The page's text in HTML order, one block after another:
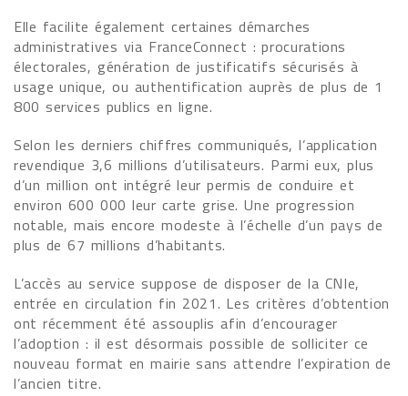
Elle facilite également certaines démarches
administratives via FranceConnect : procurations
électorales, génération de justificatifs sécurisés à
usage unique, ou authentification auprès de plus de 1
800 services publics en ligne.
Selon les derniers chiffres communiqués, l’application
revendique 3,6 millions d’utilisateurs. Parmi eux, plus
d’un million ont intégré leur permis de conduire et
environ 600 000 leur carte grise. Une progression
notable, mais encore modeste à l’échelle d’un pays de
plus de 67 millions d’habitants.
L’accès au service suppose de disposer de la CNIe,
entrée en circulation fin 2021. Les critères d’obtention
ont récemment été assouplis afin d’encourager
l’adoption : il est désormais possible de solliciter ce
nouveau format en mairie sans attendre l’expiration de
l’ancien titre.